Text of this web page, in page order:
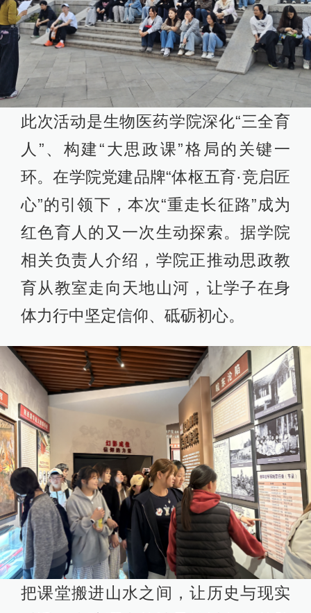
此次活动是生物医药学院深化“三全育
人”、构建“大思政课”格局的关键一
环。在学院党建品牌“体枢五育·竞启匠
心”的引领下，本次“重走长征路”成为
红色育人的又一次生动探索。据学院
相关负责人介绍，学院正推动思政教
育从教室走向天地山河，让学子在身
体力行中坚定信仰、砥砺初心。
把课堂搬进山水之间，让历史与现实